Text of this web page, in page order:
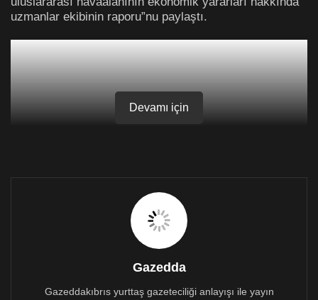
uzmanlar ekibinin raporu”nu paylaştı.
Devamı için
Gazedda
Gazeddakıbrıs yurttaş gazeteciliği anlayışı ile yayın